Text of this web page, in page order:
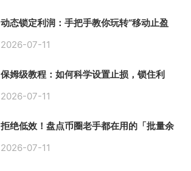
动态锁定利润：手把手教你玩转“移动止盈
2026-07-11
保姆级教程：如何科学设置止损，锁住利
2026-07-11
拒绝低效！盘点币圈老手都在用的「批量余
2026-07-11